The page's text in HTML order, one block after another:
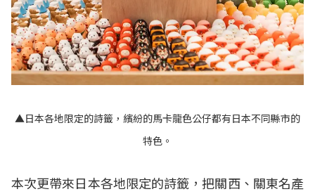
▲日本各地限定的詩籤，繽紛的馬卡龍色公仔都有日本不同縣市的
特色。
本次更帶來日本各地限定的詩籤，把關西、關東名產